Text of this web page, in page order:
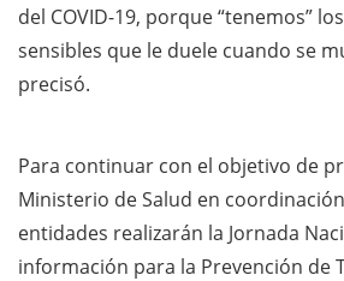
del COVID-19, porque “tenemos”
sensibles que le duele cuando se
precisó.
Para continuar con el objetivo de
Ministerio de Salud en
entidades realizarán la Jornada
información para la Prevención de